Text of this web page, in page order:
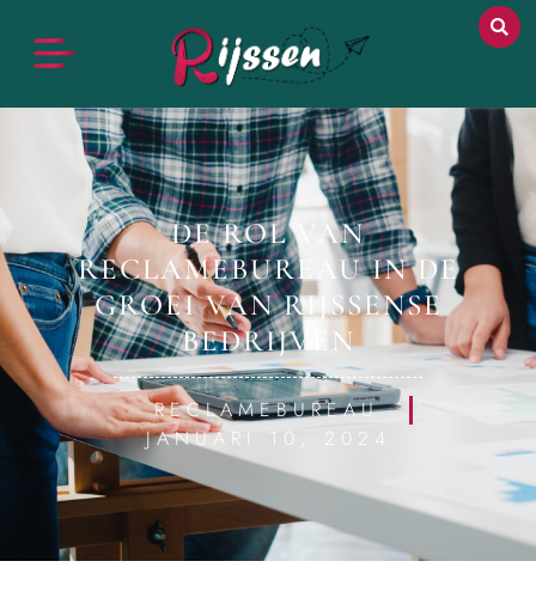
DE ROL VAN
RECLAMEBUREAU IN DE
GROEI VAN RIJSSENSE
BEDRIJVEN
RECLAMEBUREAU
JANUARI 10, 2024